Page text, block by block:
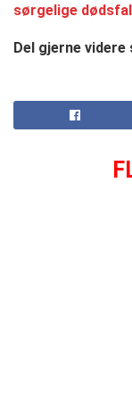
sørgelige
Del gjerne